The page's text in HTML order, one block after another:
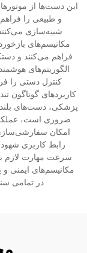
این دست‌ها از
و طبیعی را
شبیه‌سازی
مکانیسم‌های
فراهم می‌کنند و
الگوریتم‌های
کنترل دستی را
کاربردهای گوناگون
پزشکی، دست‌های
ضروری است،
امکان
رابط کاربری
سرعت مهارت لازم
مکانیسم‌های ایمنی
در تمامی